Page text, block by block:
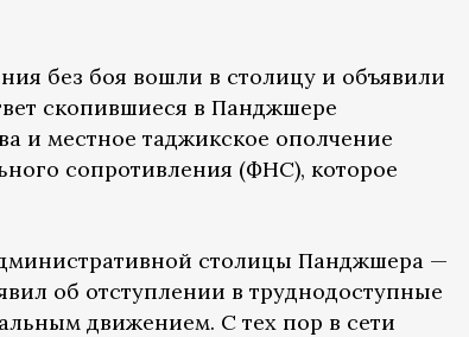
без боя вошли в столицу и объявили
скопившиеся в Панджшере
и местное таджикское ополчение
сопротивления (ФНС), которое
столицы Панджшера —
об отступлении в труднодоступные
движением. С тех пор в сети